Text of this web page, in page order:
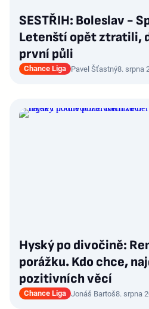
SESTŘIH: Boleslav -
Letenští opět ztratili,
první půli
Chance Liga Pavel Šťastný8. srpna
Hyský po divočině:
porážku. Kdo chce,
pozitivních věcí
Chance Liga Jonáš Bartoš8. srpna